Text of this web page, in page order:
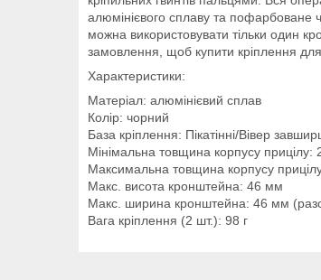
алюмінієвого сплаву та
можна використовувати тільки один
замовлення, щоб купити кріплення
Характеристики:
Матеріал: алюмінієвий сплав
Колір: чорний
База кріплення: Пікатінні/Вівер
Мінімальна товщина корпусу прицілу:
Максимальна товщина корпусу
Макс. висота кронштейна: 46 мм
Макс. ширина кронштейна: 46 мм
Вага кріплення (2 шт.): 98 г